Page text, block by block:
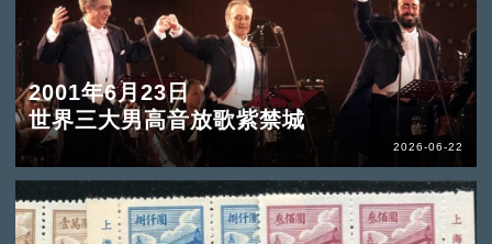
2001年6月23日
世界三大男高音放歌紫禁城
2026-06-22